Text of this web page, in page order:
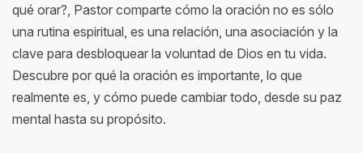
qué orar?, Pastor comparte cómo la oración no es sólo
una rutina espiritual, es una relación, una asociación y la
clave para desbloquear la voluntad de Dios en tu vida.
Descubre por qué la oración es importante, lo que
realmente es, y cómo puede cambiar todo, desde su paz
mental hasta su propósito.